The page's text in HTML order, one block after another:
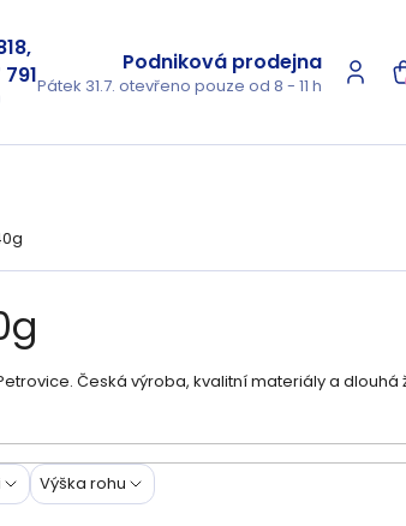
Podniková prodejna
Pátek 31.7. otevřeno pouze od 8 - 11 h
Česká výroba, kvalitní materiály a dlouhá
Výška rohu